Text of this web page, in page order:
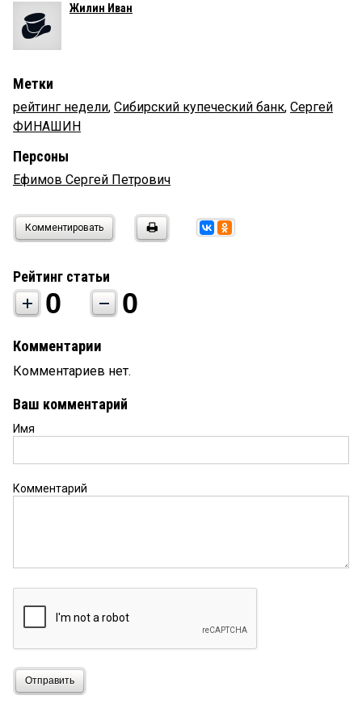
Жилин Иван
Метки
рейтинг недели, Сибирский купеческий банк, Сергей
ФИНАШИН
Персоны
Ефимов Сергей Петрович
Комментировать
Рейтинг статьи
0 0
Комментарии
Комментариев нет.
Ваш комментарий
Имя
Комментарий
Отправить